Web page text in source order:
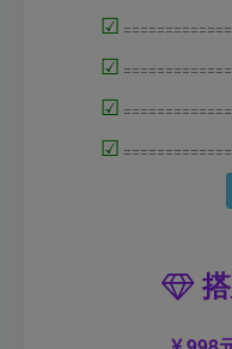
☑
☑
☑
☑
搭